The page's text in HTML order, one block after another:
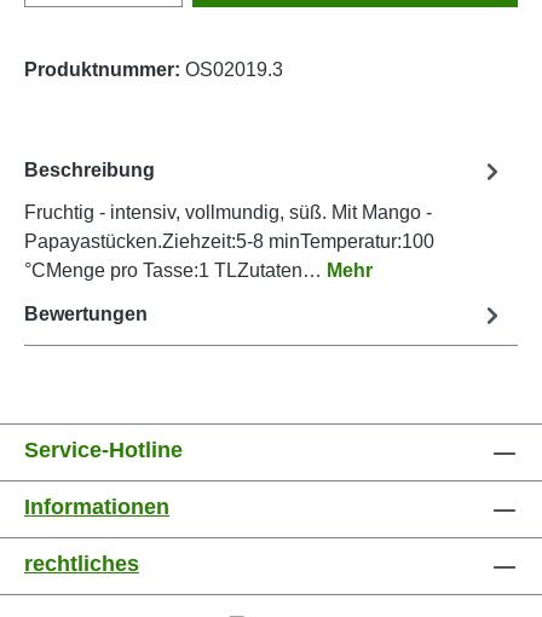
Produktnummer: OS02019.3
Beschreibung
Fruchtig - intensiv, vollmundig, süß. Mit Mango -
Papayastücken.Ziehzeit:5-8 minTemperatur:100
°CMenge pro Tasse:1 TLZutaten… Mehr
Bewertungen
Service-Hotline
Informationen
rechtliches